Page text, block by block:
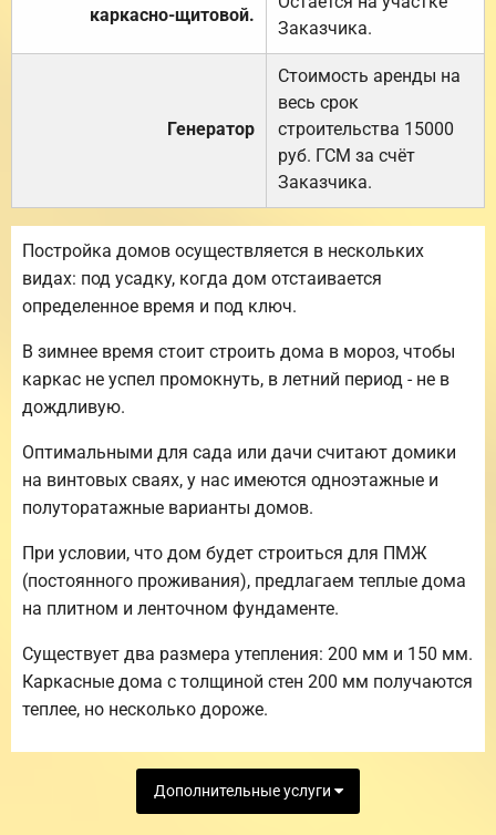
каркасно-щитовой.
Заказчика.
Генератор
Стоимость аренды на
весь срок
строительства 15000
руб. ГСМ за счёт
Заказчика.
Постройка домов осуществляется в нескольких
видах: под усадку, когда дом отстаивается
определенное время и под ключ.
В зимнее время стоит строить дома в мороз, чтобы
каркас не успел промокнуть, в летний период - не в
дождливую.
Оптимальными для сада или дачи считают домики
на винтовых сваях, у нас имеются одноэтажные и
полуторатажные варианты домов.
При условии, что дом будет строиться для ПМЖ
(постоянного проживания), предлагаем теплые дома
на плитном и ленточном фундаменте.
Существует два размера утепления: 200 мм и 150 мм.
Каркасные дома с толщиной стен 200 мм получаются
теплее, но несколько дороже.
Дополнительные услуги